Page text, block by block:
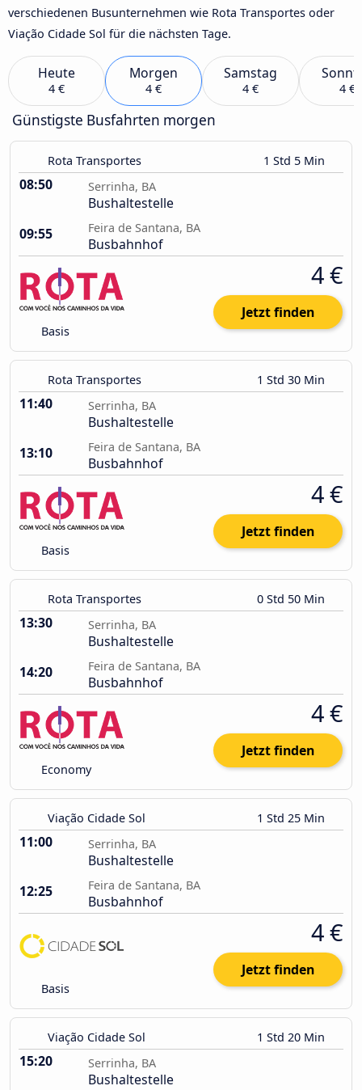
verschiedenen Busunternehmen wie Rota Transportes oder
Viação Cidade Sol für die nächsten Tage.
Heute
4 €
Morgen
4 €
Samstag
4 € 4 €
Günstigste Busfahrten morgen
Rota Transportes 1 Std 5 Min
08:50 Serrinha, BA
Bushaltestelle
09:55
Feira de Santana, BA
Busbahnhof
Basis
4 €
Jetzt finden
Rota Transportes 1 Std 30 Min
11:40 Serrinha, BA
Bushaltestelle
13:10
Feira de Santana, BA
Busbahnhof
Basis
4 €
Jetzt finden
Rota Transportes 0 Std 50 Min
13:30 Serrinha, BA
Bushaltestelle
14:20
Feira de Santana, BA
Busbahnhof
Economy
4 €
Jetzt finden
Viação Cidade Sol 1 Std 25 Min
11:00 Serrinha, BA
Bushaltestelle
12:25
Feira de Santana, BA
Busbahnhof
Basis
4 €
Jetzt finden
Viação Cidade Sol 1 Std 20 Min
15:20 Serrinha, BA
Bushaltestelle